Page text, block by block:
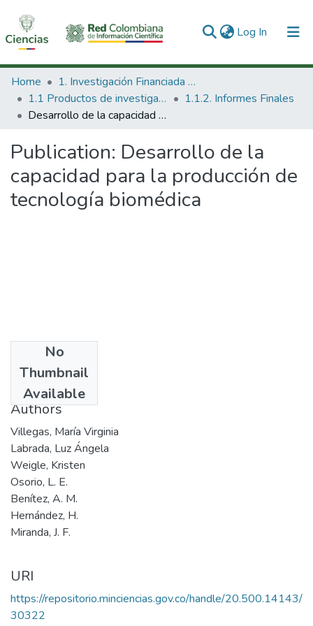
Log In (current)
Communities & Collections
All of DSpace
Home
1. Investigación Financiada con Recursos Públicos
1.1 Productos de investigación
1.1.2. Informes Finales
Desarrollo de la capacidad para la producción de tecnología biomédica
Publication: Desarrollo de la
capacidad para la producción de
tecnología biomédica
No
Thumbnail
Available
1999
Authors
Villegas, María Virginia
Labrada, Luz Ángela
Weigle, Kristen
Osorio, L. E.
Benítez, A. M.
Hernández, H.
Miranda, J. F.
URI
https://repositorio.minciencias.gov.co/handle/20.500.14143/
30322